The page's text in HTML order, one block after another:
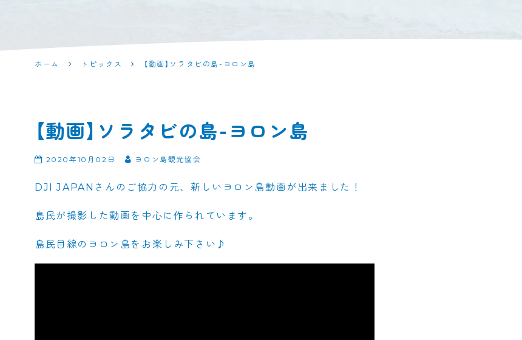
ホーム トピックス 【動画】ソラタビの島-ヨロン島
【動画】ソラタビの島-ヨロン島
2020年10月02日 ヨロン島観光協会
DJI JAPANさんのご協力の元、新しいヨロン島動画が出来ました！
島民が撮影した動画を中心に作られています。
島民目線のヨロン島をお楽しみ下さい♪